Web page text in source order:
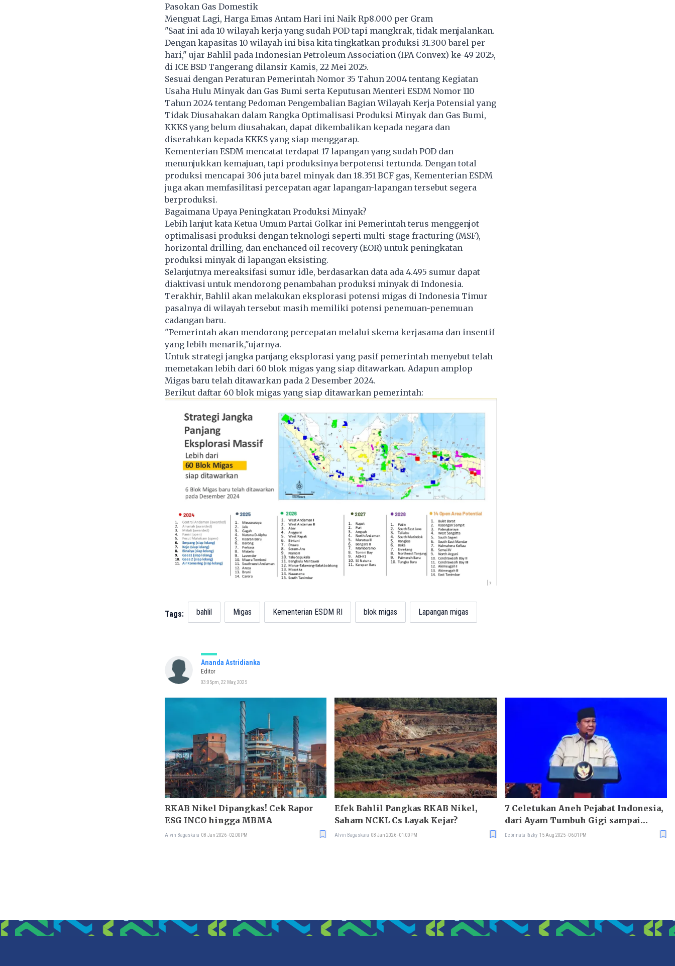
Pasokan Gas Domestik
Menguat Lagi, Harga Emas Antam Hari ini Naik Rp8.000 per Gram
"Saat ini ada 10 wilayah kerja yang sudah POD tapi mangkrak, tidak menjalankan.
Dengan kapasitas 10 wilayah ini bisa kita tingkatkan produksi 31.300 barel per
hari," ujar Bahlil pada Indonesian Petroleum Association (IPA Convex) ke-49 2025,
di ICE BSD Tangerang dilansir Kamis, 22 Mei 2025.
Sesuai dengan Peraturan Pemerintah Nomor 35 Tahun 2004 tentang Kegiatan
Usaha Hulu Minyak dan Gas Bumi serta Keputusan Menteri ESDM Nomor 110
Tahun 2024 tentang Pedoman Pengembalian Bagian Wilayah Kerja Potensial yang
Tidak Diusahakan dalam Rangka Optimalisasi Produksi Minyak dan Gas Bumi,
KKKS yang belum diusahakan, dapat dikembalikan kepada negara dan
diserahkan kepada KKKS yang siap menggarap.
Kementerian ESDM mencatat terdapat 17 lapangan yang sudah POD dan
menunjukkan kemajuan, tapi produksinya berpotensi tertunda. Dengan total
produksi mencapai 306 juta barel minyak dan 18.351 BCF gas, Kementerian ESDM
juga akan memfasilitasi percepatan agar lapangan-lapangan tersebut segera
berproduksi.
Bagaimana Upaya Peningkatan Produksi Minyak?
Lebih lanjut kata Ketua Umum Partai Golkar ini Pemerintah terus menggenjot
optimalisasi produksi dengan teknologi seperti multi-stage fracturing (MSF),
horizontal drilling, dan enchanced oil recovery (EOR) untuk peningkatan
produksi minyak di lapangan eksisting.
Selanjutnya mereaksifasi sumur idle, berdasarkan data ada 4.495 sumur dapat
diaktivasi untuk mendorong penambahan produksi minyak di Indonesia.
Terakhir, Bahlil akan melakukan eksplorasi potensi migas di Indonesia Timur
pasalnya di wilayah tersebut masih memiliki potensi penemuan-penemuan
cadangan baru.
"Pemerintah akan mendorong percepatan melalui skema kerjasama dan insentif
yang lebih menarik,"ujarnya.
Untuk strategi jangka panjang eksplorasi yang pasif pemerintah menyebut telah
memetakan lebih dari 60 blok migas yang siap ditawarkan. Adapun amplop
Migas baru telah ditawarkan pada 2 Desember 2024.
Berikut daftar 60 blok migas yang siap ditawarkan pemerintah:
Tags: bahlil Migas Kementerian ESDM RI blok migas Lapangan migas
Ananda Astridianka
Editor
03:05pm, 22 May, 2025
RKAB Nikel Dipangkas! Cek Rapor
ESG INCO hingga MBMA
Alvin Bagaskara 08 Jan 2026 - 02:00PM
Efek Bahlil Pangkas RKAB Nikel,
Saham NCKL Cs Layak Kejar?
Alvin Bagaskara 08 Jan 2026 - 01:00PM
7 Celetukan Aneh Pejabat Indonesia,
dari Ayam Tumbuh Gigi sampai
Serakahnomics
Debrinata Rizky 15 Aug 2025 - 06:01PM